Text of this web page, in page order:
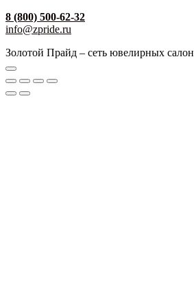
8 (800) 500-62-32
info@zpride.ru
Золотой Прайд – сеть ювелирных